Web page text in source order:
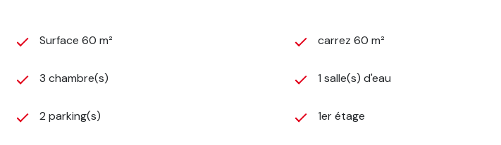
Surface 60 m² carrez 60 m²
3 chambre(s) 1 salle(s) d'eau
2 parking(s) 1er étage